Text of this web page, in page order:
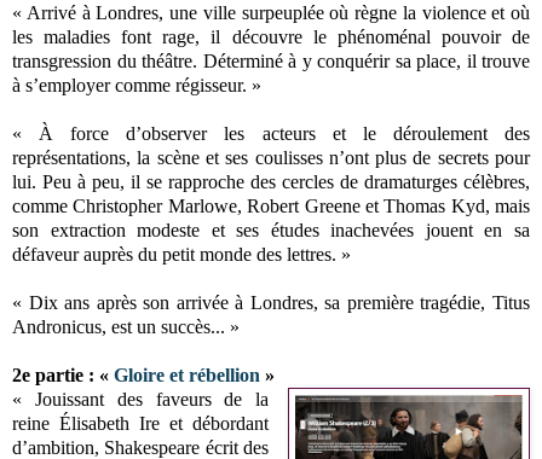
« Arrivé à Londres, une ville surpeuplée où règne la violence et où
les maladies font rage, il découvre le phénoménal pouvoir de
transgression du théâtre. Déterminé à y conquérir sa place, il trouve
à s’employer comme régisseur. »
« À force d’observer les acteurs et le déroulement des
représentations, la scène et ses coulisses n’ont plus de secrets pour
lui. Peu à peu, il se rapproche des cercles de dramaturges célèbres,
comme Christopher Marlowe, Robert Greene et Thomas Kyd, mais
son extraction modeste et ses études inachevées jouent en sa
défaveur auprès du petit monde des lettres. »
« Dix ans après son arrivée à Londres, sa première tragédie, Titus
Andronicus, est un succès... »
2e partie : « Gloire et rébellion »
« Jouissant des faveurs de la
reine Élisabeth Ire et débordant
d’ambition, Shakespeare écrit des